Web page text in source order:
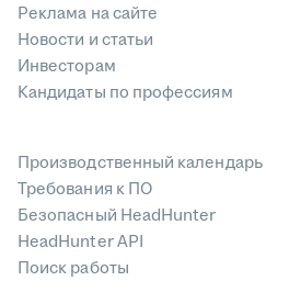
Реклама на сайте
Новости и статьи
Инвесторам
Кандидаты по профессиям
Производственный календарь
Требования к ПО
Безопасный HeadHunter
HeadHunter API
Поиск работы